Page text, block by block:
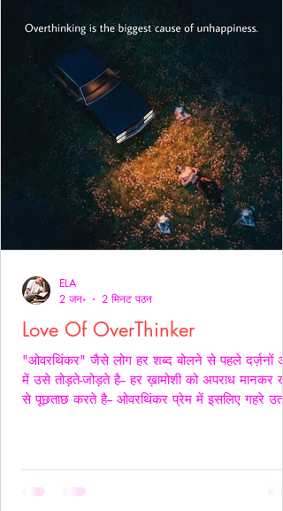
Love Of OverThinker
"ओवरथिंकर" जैसे लोग हर शब्द बोलने से पहले दर्ज़नों
में उसे तोड़ते-जोड़ते है-- हर ख़ामोशी को अपराध मानकर
से पूछताछ करते है-- ओवरथिंकर प्रेम में इसलिए गहरे
अपने प्रश्न सब चुपचाप स्थगित कर देते है-- ओवरथिंकर
ELA
2 जन॰
2 मिनट पठन